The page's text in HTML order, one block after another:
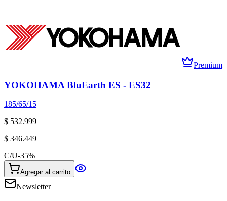
Premium
YOKOHAMA BluEarth ES - ES32
185/65/15
$ 532.999
$ 346.449
C/U-35%
Agregar al carrito
Newsletter